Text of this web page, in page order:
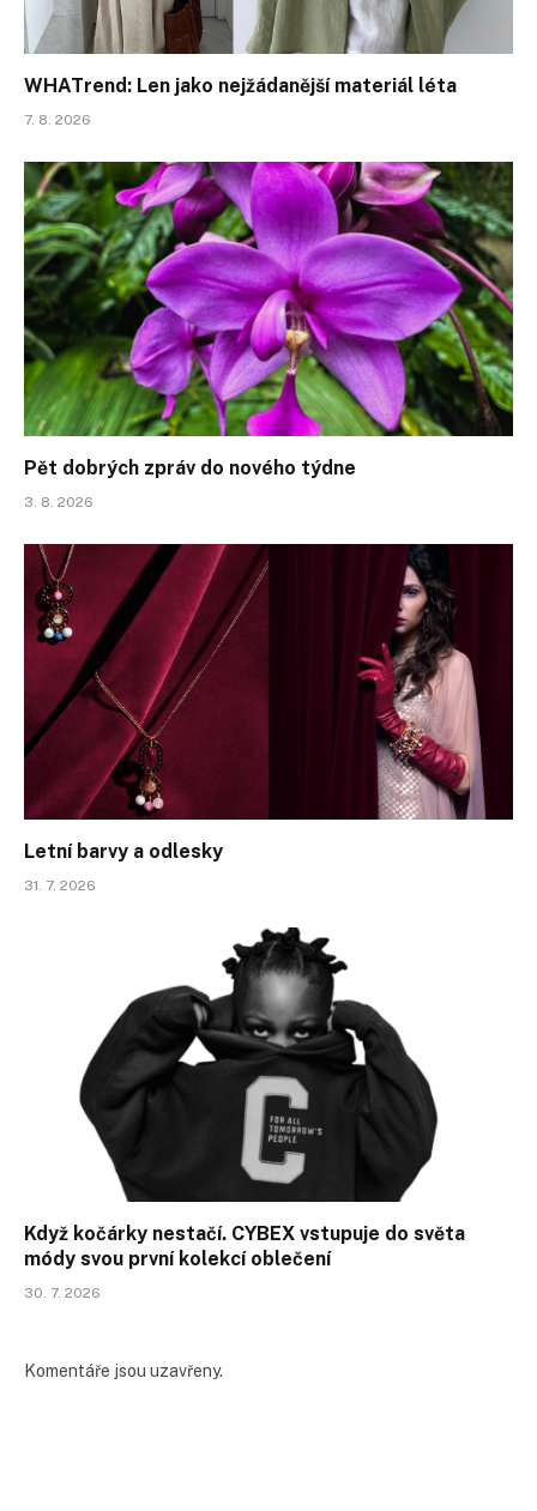
WHATrend: Len jako nejžádanější materiál léta
7. 8. 2026
Pět dobrých zpráv do nového týdne
3. 8. 2026
Letní barvy a odlesky
31. 7. 2026
Když kočárky nestačí. CYBEX vstupuje do světa
módy svou první kolekcí oblečení
30. 7. 2026
Komentáře jsou uzavřeny.